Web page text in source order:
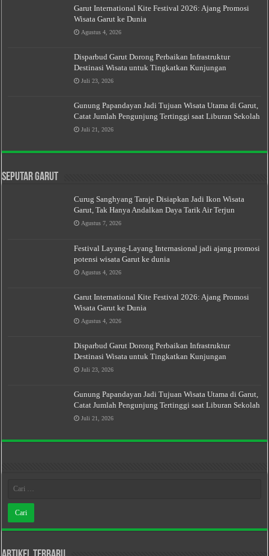
Garut International Kite Festival 2026: Ajang Promosi
Wisata Garut ke Dunia
Agustus 4, 2026
Disparbud Garut Dorong Perbaikan Infrastruktur
Destinasi Wisata untuk Tingkatkan Kunjungan
Juli 23, 2026
Gunung Papandayan Jadi Tujuan Wisata Utama di Garut,
Catat Jumlah Pengunjung Tertinggi saat Liburan Sekolah
Juli 21, 2026
Seputar Garut
Curug Sanghyang Taraje Disiapkan Jadi Ikon Wisata
Garut, Tak Hanya Andalkan Daya Tarik Air Terjun
Agustus 7, 2026
Festival Layang-Layang Internasional jadi ajang promosi
potensi wisata Garut ke dunia
Agustus 4, 2026
Garut International Kite Festival 2026: Ajang Promosi
Wisata Garut ke Dunia
Agustus 4, 2026
Disparbud Garut Dorong Perbaikan Infrastruktur
Destinasi Wisata untuk Tingkatkan Kunjungan
Juli 23, 2026
Gunung Papandayan Jadi Tujuan Wisata Utama di Garut,
Catat Jumlah Pengunjung Tertinggi saat Liburan Sekolah
Juli 21, 2026